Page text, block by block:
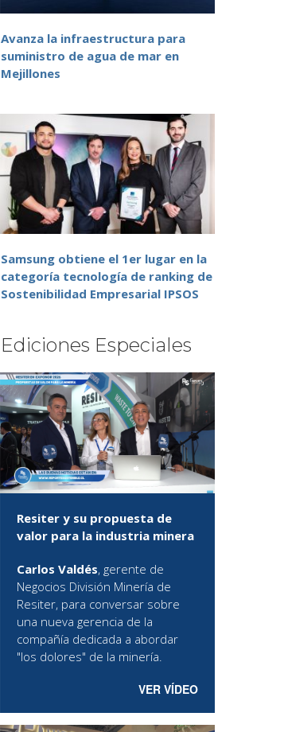
Avanza la infraestructura para
suministro de agua de mar en
Mejillones
Samsung obtiene el 1er lugar en la
categoría tecnología de ranking de
Sostenibilidad Empresarial IPSOS
Ediciones Especiales
Resiter y su propuesta de
valor para la industria minera
Carlos Valdés, gerente de
Negocios División Minería de
Resiter, para conversar sobre
una nueva gerencia de la
compañía dedicada a abordar
"los dolores" de la minería.
VER VÍDEO